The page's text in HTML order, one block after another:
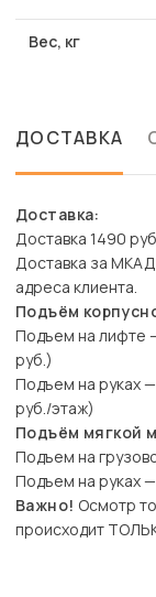
Вес, кг
ДОСТАВКА
Доставка:
Доставка 1490
Доставка за
адреса клиента.
Подъём
Подъем на лифте
руб.)
Подъем на руках
руб./этаж)
Подъём мягкой
Подъем на
Подъем на руках
Важно! Осмотр
происходит